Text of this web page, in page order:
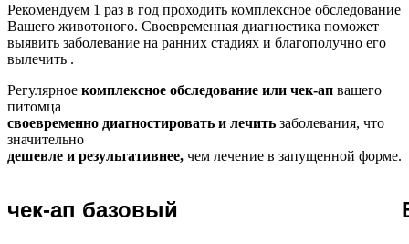
Рекомендуем 1 раз в год проходить комплексное обследование
Вашего животоного. Своевременная диагностика поможет
выявить заболевание на ранних стадиях и благополучно его
вылечить .
Регулярное комплексное обследование или чек-ап вашего
питомца
своевременно диагностировать и лечить заболевания, что
значительно
дешевле и результативнее, чем лечение в запущенной форме.
чек-ап базовый